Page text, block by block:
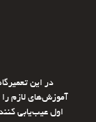
در این
آموزش‌های لازم
اول عیب‌یابی